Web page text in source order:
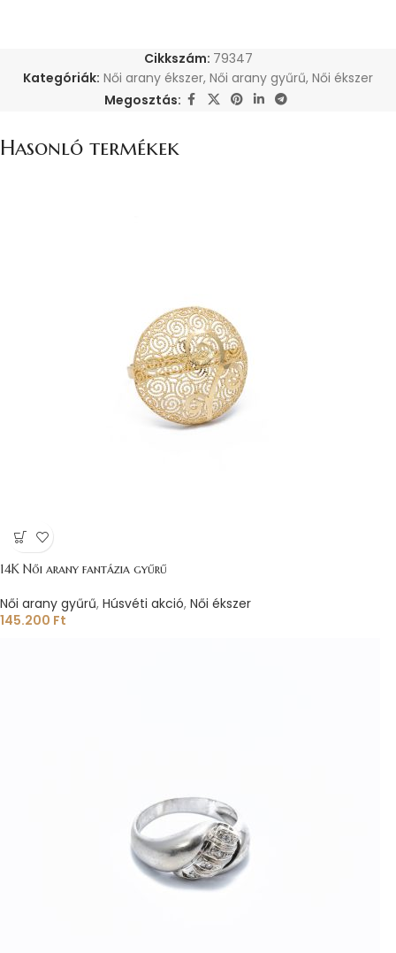
Cikkszám: 79347
Kategóriák: Női arany ékszer, Női arany gyűrű, Női ékszer
Megosztás:
Hasonló termékek
14K Női arany fantázia gyűrű
Női arany gyűrű, Húsvéti akció, Női ékszer
145.200 Ft